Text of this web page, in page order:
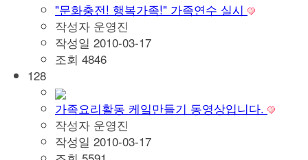
"문화충전! 행복가족!" 가족연수 실시
작성자 운영진
작성일 2010-03-17
조회 4846
128
가족요리활동 케잌만들기 동영상입니다.
작성자 운영진
작성일 2010-03-17